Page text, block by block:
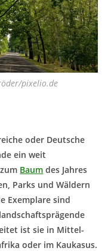
pixelio.de
oder Deutsche
ein weit
Baum des Jahres
Parks und Wäldern
Exemplare sind
ist sie in Mittel-
oder im Kaukasus.